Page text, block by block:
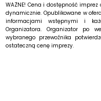
WAŻNE! Cena i dostępność
dynamicznie. Opublikowane w
informacjami wstępnymi i
Organizatora. Organizator po
wybranego przewoźnika
ostateczną cenę imprezy.